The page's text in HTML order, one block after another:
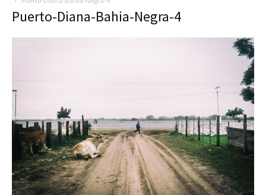
Puerto-Diana-Bahia-Negra-4